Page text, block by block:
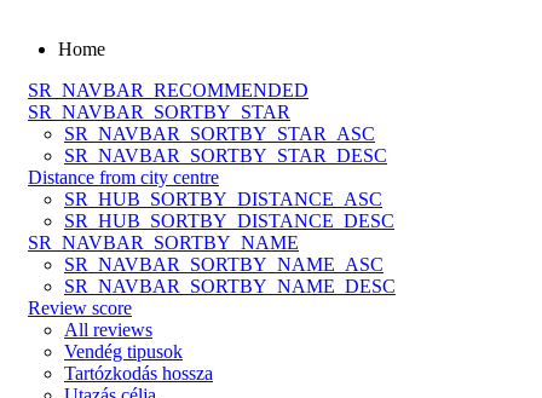
Home
SR_NAVBAR_RECOMMENDED
SR_NAVBAR_SORTBY_STAR
SR_NAVBAR_SORTBY_STAR_ASC
SR_NAVBAR_SORTBY_STAR_DESC
Distance from city centre
SR_HUB_SORTBY_DISTANCE_ASC
SR_HUB_SORTBY_DISTANCE_DESC
SR_NAVBAR_SORTBY_NAME
SR_NAVBAR_SORTBY_NAME_ASC
SR_NAVBAR_SORTBY_NAME_DESC
Review score
All reviews
Vendég tipusok
Tartózkodás hossza